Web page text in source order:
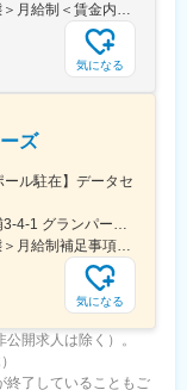
＜予定年収＞519万円～699万円＜賃金形態＞月給制＜賃金内訳＞月額（基本給）：289,500円～394,000円＜月給＞289,500円～394,000円＜昇給有無＞有＜残業手当＞有＜給与補足＞※給与詳細は経験に応じて決定いたします。■賞与：1,688,000～2,256,000円（年間支給額）※時間外15ｈ含む場合の月給：329,100～400,000円※時間外15ｈ／月を含む場合の年収額：5,637,000～7,122,600円賃金はあくまでも目安の金額であり、選考を通じて上下する可能性があります。月給(月額)は固定手当を含めた表記です。
気になる
ズ
ール駐在】データセ
＜勤務地詳細1＞本社住所：東京都港区芝浦3-4-1 グランパークタワー勤務地最寄駅：JR山手線／京浜東北線／田町駅受動喫煙対策：その他（オフィス内全エリア禁煙※ビル内に喫煙室（別フロア））＜勤務地詳細2＞インドネシアまたはマレーシア、シンガポール住所：海外（インドネシアまたはマレーシア、シンガポール） 受動喫煙対策：屋内全面禁煙変更の範囲：会社の定める事業所
＜予定年収＞650万円～900万円＜賃金形態＞月給制補足事項なし＜賃金内訳＞月額（基本給）：450,000円～500,000円＜月給＞450,000円～500,000円＜昇給有無＞有＜残業手当＞有＜給与補足＞※給与詳細は年齢・経験を考慮した上で決定します。賃金はあくまでも目安の金額であり、選考を通じて上下する可能性があります。月給(月額)は固定手当を含めた表記です。
気になる
開求人は除く）。
終了していることもご